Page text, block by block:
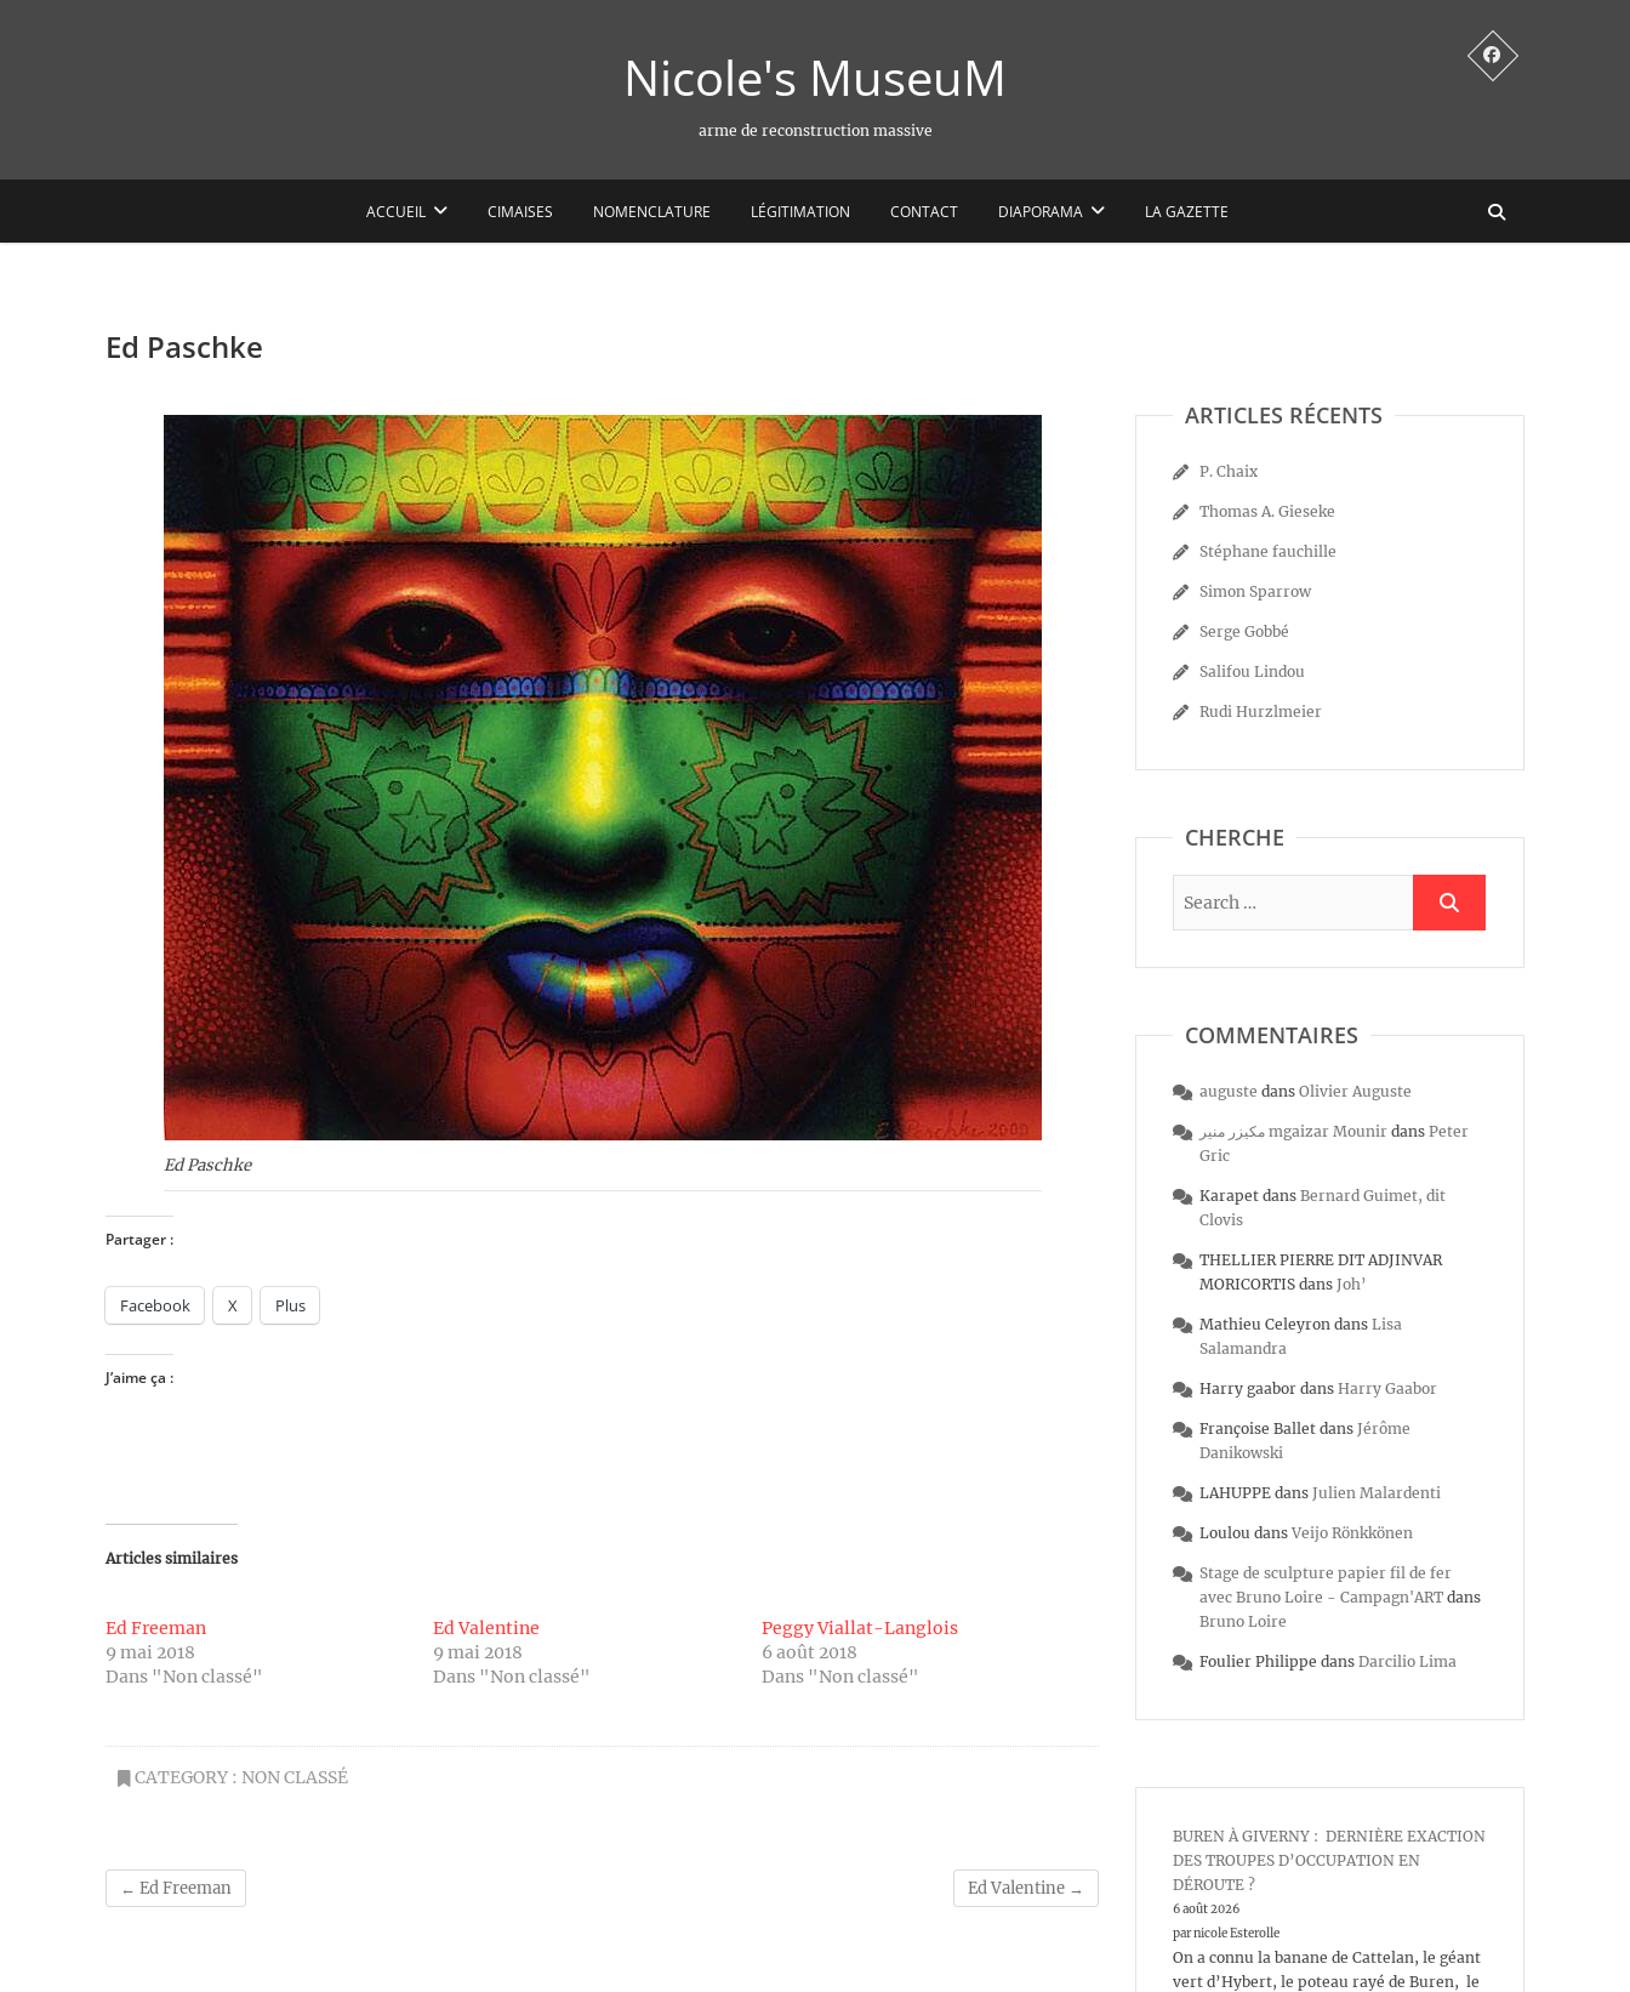
Nicole's MuseuM
arme de reconstruction massive
ACCUEIL CIMAISES NOMENCLATURE LÉGITIMATION CONTACT DIAPORAMA LA GAZETTE
Ed Paschke
Ed Paschke
Partager :
Facebook X Plus
J’aime ça :
Articles similaires
Ed Freeman
9 mai 2018
Dans "Non classé"
Ed Valentine
9 mai 2018
Dans "Non classé"
Peggy Viallat-Langlois
6 août 2018
Dans "Non classé"
CATEGORY : NON CLASSÉ
← Ed Freeman Ed Valentine →
ARTICLES RÉCENTS
P. Chaix
Thomas A. Gieseke
Stéphane fauchille
Simon Sparrow
Serge Gobbé
Salifou Lindou
Rudi Hurzlmeier
CHERCHE
COMMENTAIRES
auguste dans Olivier Auguste
مكيزر منير mgaizar Mounir dans Peter
Gric
Karapet dans Bernard Guimet, dit
Clovis
THELLIER PIERRE DIT ADJINVAR
MORICORTIS dans Joh’
Mathieu Celeyron dans Lisa
Salamandra
Harry gaabor dans Harry Gaabor
Françoise Ballet dans Jérôme
Danikowski
LAHUPPE dans Julien Malardenti
Loulou dans Veijo Rönkkönen
Stage de sculpture papier fil de fer
avec Bruno Loire - Campagn'ART dans
Bruno Loire
Foulier Philippe dans Darcilio Lima
BUREN À GIVERNY : DERNIÈRE EXACTION
DES TROUPES D’OCCUPATION EN
DÉROUTE ?
6 août 2026
par nicole Esterolle
On a connu la banane de Cattelan, le géant
vert d’Hybert, le poteau rayé de Buren, le